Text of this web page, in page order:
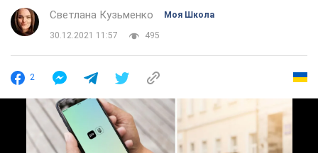
Светлана Кузьменко Моя Школа
30.12.2021 11:57 495
2